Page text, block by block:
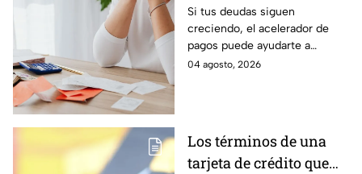
tus deudas más rápido
y recuperar el control
de tus finanzas
Si tus deudas siguen
creciendo, el acelerador de
pagos puede ayudarte a
ordenar tus finanzas, priorizar
04 agosto, 2026
Los términos de una
tarjeta de crédito que